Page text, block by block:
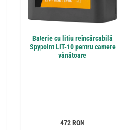
Baterie cu litiu reîncărcabilă
Spypoint LIT-10 pentru camere
vânătoare
Preț obișnuit:
472 RON